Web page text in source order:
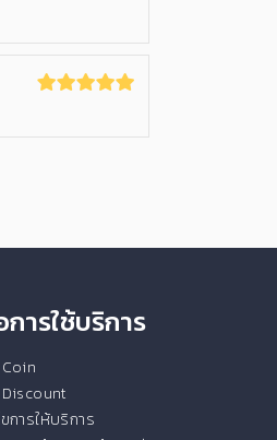
ารใช้บริการ
การให้บริการ